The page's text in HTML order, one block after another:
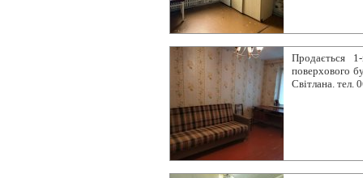
Продається
поверхового
Світлана. тел.